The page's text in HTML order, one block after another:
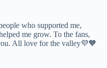
who supported me,
me grow. To the fans,
All love for the valley💜🧡